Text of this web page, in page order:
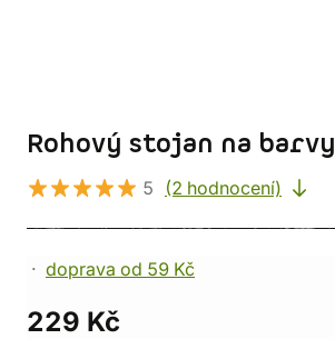
Rohový stojan na barvy
5 (2 hodnocení)
doprava od 59 Kč
229 Kč